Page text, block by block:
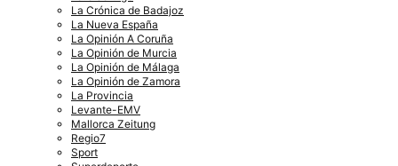
La Crónica de Badajoz
La Nueva España
La Opinión A Coruña
La Opinión de Murcia
La Opinión de Málaga
La Opinión de Zamora
La Provincia
Levante-EMV
Mallorca Zeitung
Regio7
Sport